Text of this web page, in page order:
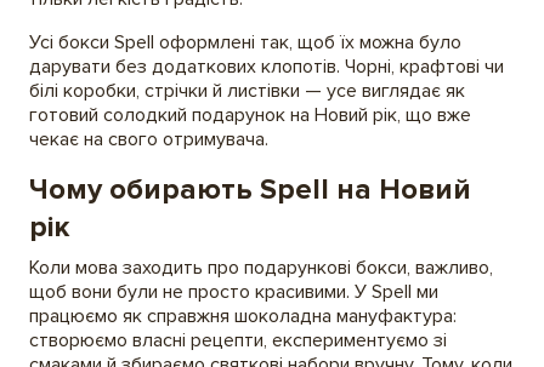
Усі бокси Spell оформлені так, щоб їх можна було
дарувати без додаткових клопотів. Чорні, крафтові чи
білі коробки, стрічки й листівки — усе виглядає як
готовий солодкий подарунок на Новий рік, що вже
чекає на свого отримувача.
Чому обирають Spell на Новий
рік
Коли мова заходить про подарункові бокси, важливо,
щоб вони були не просто красивими. У Spell ми
працюємо як справжня шоколадна мануфактура:
створюємо власні рецепти, експериментуємо зі